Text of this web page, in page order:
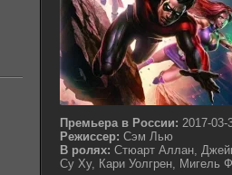
Премьера в России: 2017-03-
Режиссер: Сэм Лью
В ролях: Стюарт Аллан,
Су Ху, Кари Уолгрен, Мигель